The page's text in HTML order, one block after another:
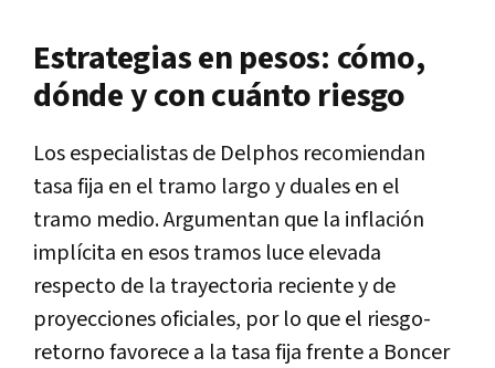
Estrategias en pesos: cómo,
dónde y con cuánto riesgo
Los especialistas de Delphos recomiendan
tasa fija en el tramo largo y duales en el
tramo medio. Argumentan que la inflación
implícita en esos tramos luce elevada
respecto de la trayectoria reciente y de
proyecciones oficiales, por lo que el riesgo-
retorno favorece a la tasa fija frente a Boncer